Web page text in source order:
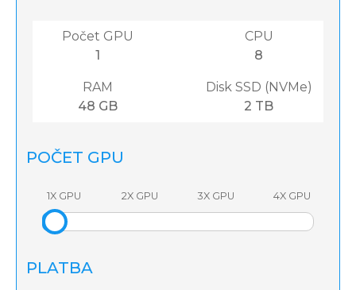
Počet GPU
1
CPU
8
RAM
48 GB
Disk SSD (NVMe)
2 TB
POČET GPU
1X GPU 2X GPU 3X GPU 4X GPU
PLATBA